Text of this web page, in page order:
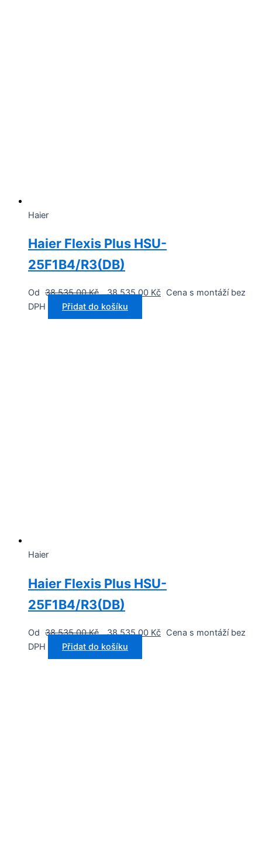
Haier
Haier Flexis Plus HSU-
25F1B4/R3(DB)
Od 38 535,00Kč 38 535,00 Kč Cena s montáží bez
DPH
Přidat do košíku
Haier
Haier Flexis Plus HSU-
25F1B4/R3(DB)
Od 38 535,00Kč 38 535,00 Kč Cena s montáží bez
DPH
Přidat do košíku